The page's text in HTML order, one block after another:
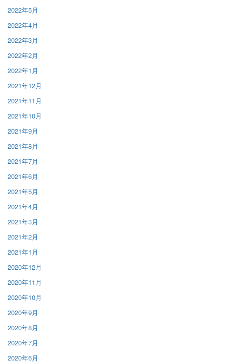
2022年5月
2022年4月
2022年3月
2022年2月
2022年1月
2021年12月
2021年11月
2021年10月
2021年9月
2021年8月
2021年7月
2021年6月
2021年5月
2021年4月
2021年3月
2021年2月
2021年1月
2020年12月
2020年11月
2020年10月
2020年9月
2020年8月
2020年7月
2020年6月